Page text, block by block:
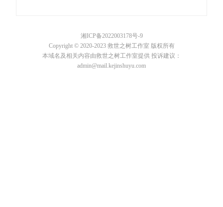
湘ICP备2022003178号-9
Copyright © 2020-2023 救世之树工作室 版权所有
本域名及相关内容由救世之树工作室提供 投诉建议：
admin@mail.kejinshuyu.com